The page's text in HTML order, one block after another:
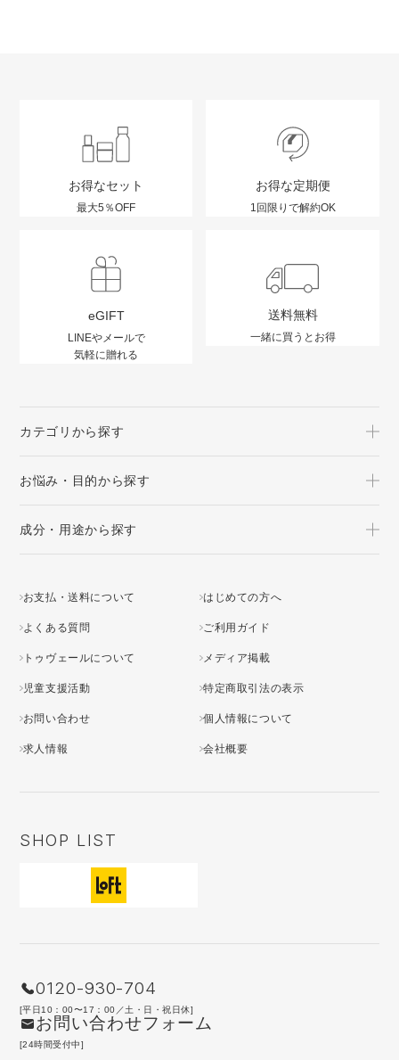
お得なセット
最大5％OFF
お得な定期便
1回限りで解約OK
eGIFT
LINEやメールで
気軽に贈れる
送料無料
一緒に買うとお得
カテゴリから探す
お悩み・目的から探す
成分・用途から探す
お支払・送料について はじめての方へ
よくある質問 ご利用ガイド
トゥヴェールについて メディア掲載
児童支援活動 特定商取引法の表示
お問い合わせ 個人情報について
求人情報 会社概要
SHOP LIST
0120-930-704
[平日10：00〜17：00／土・日・祝日休]
お問い合わせフォーム
[24時間受付中]